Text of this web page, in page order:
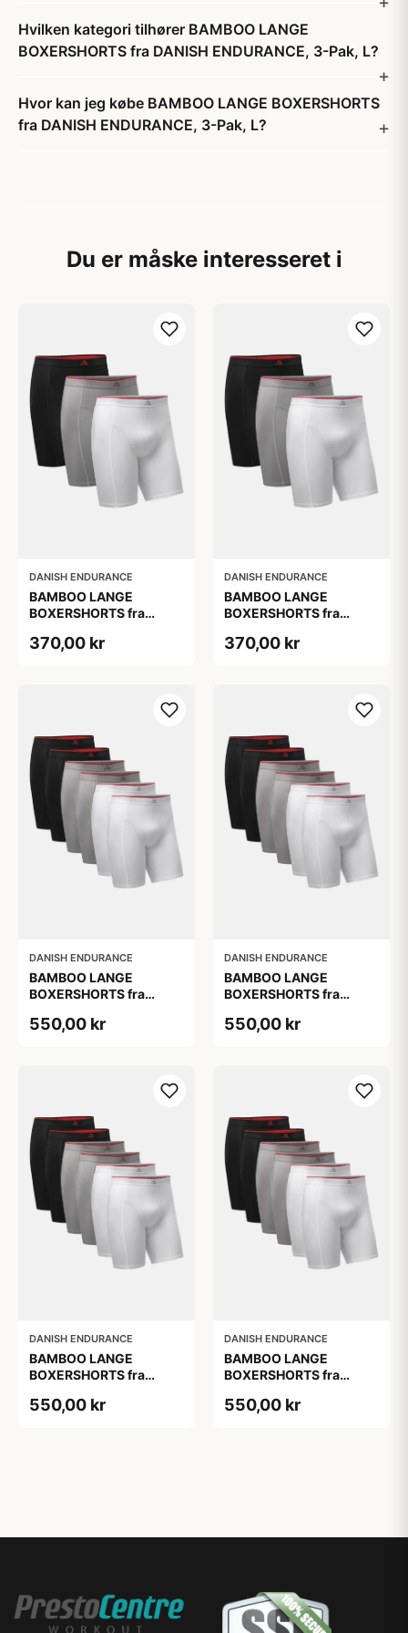
Hvilken kategori tilhører BAMBOO LANGE
BOXERSHORTS fra DANISH ENDURANCE, 3-Pak, L?
Hvor kan jeg købe BAMBOO LANGE BOXERSHORTS
fra DANISH ENDURANCE, 3-Pak, L?
Du er måske interesseret i
DANISH ENDURANCE
BAMBOO LANGE
BOXERSHORTS fra
Sort/Rød | Grå | Hvid 3-
370,00 kr
DANISH ENDURANCE
BAMBOO LANGE
BOXERSHORTS fra
Sort/Rød | Grå | Hvid 3-
370,00 kr
DANISH ENDURANCE
BAMBOO LANGE
BOXERSHORTS fra
Sort/Rød | Grå | Hvid 6-
550,00 kr
DANISH ENDURANCE
BAMBOO LANGE
BOXERSHORTS fra
Sort/Rød | Grå | Hvid 6-
550,00 kr
DANISH ENDURANCE
BAMBOO LANGE
BOXERSHORTS fra
Sort/Rød | Grå | Hvid 6-
550,00 kr
DANISH ENDURANCE
BAMBOO LANGE
BOXERSHORTS fra
Sort/Rød | Grå | Hvid 6-
550,00 kr